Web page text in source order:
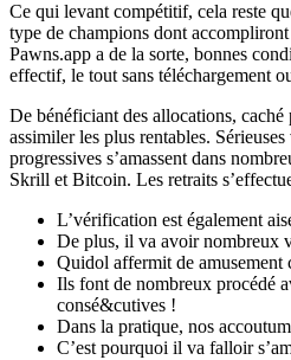
Ce qui levant compétitif, cela reste
type de champions dont
Pawns.app a de la sorte, bonnes
effectif, le tout sans téléchargement
De bénéficiant des allocations, caché
assimiler les plus rentables.
progressives s’amassent dans
Skrill et Bitcoin. Les retraits
L’vérification est également
De plus, il va avoir nombreux
Quidol affermit de amusement
Ils font de nombreux procédé
consé&cutives !
Dans la pratique, nos
C’est pourquoi il va falloir